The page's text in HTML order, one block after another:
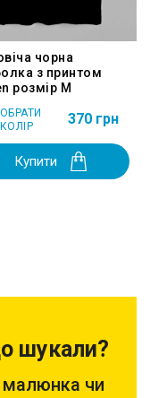
чорна
з принтом
розмір M
ОБРАТИ
КОЛІР
370 грн
Купити
шукали?
малюнка чи